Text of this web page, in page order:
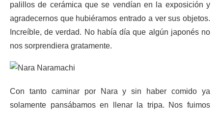
palillos de cerámica que se vendían en la exposición y
agradecernos que hubiéramos entrado a ver sus objetos.
Increíble, de verdad. No había día que algún japonés no
nos sorprendiera gratamente.
Con tanto caminar por Nara y sin haber comido ya
solamente pansábamos en llenar la tripa. Nos fuimos